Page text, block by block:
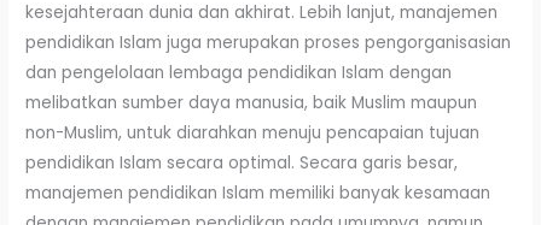
kesejahteraan dunia dan akhirat. Lebih lanjut, manajemen
pendidikan Islam juga merupakan proses pengorganisasian
dan pengelolaan lembaga pendidikan Islam dengan
melibatkan sumber daya manusia, baik Muslim maupun
non-Muslim, untuk diarahkan menuju pencapaian tujuan
pendidikan Islam secara optimal. Secara garis besar,
manajemen pendidikan Islam memiliki banyak kesamaan